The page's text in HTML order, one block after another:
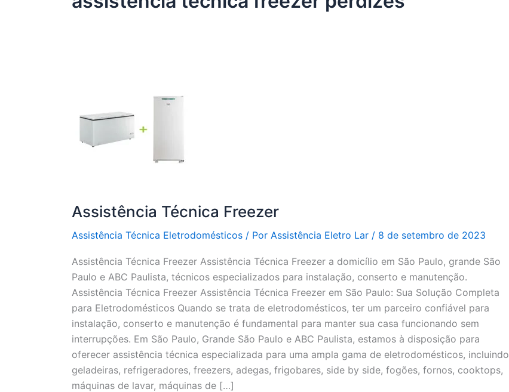
Assistência Técnica Freezer
Assistência Técnica Eletrodomésticos / Por Assistência Eletro Lar / 8 de setembro de 2023
Assistência Técnica Freezer Assistência Técnica Freezer a domicílio em São Paulo, grande São
Paulo e ABC Paulista, técnicos especializados para instalação, conserto e manutenção.
Assistência Técnica Freezer Assistência Técnica Freezer em São Paulo: Sua Solução Completa
para Eletrodomésticos Quando se trata de eletrodomésticos, ter um parceiro confiável para
instalação, conserto e manutenção é fundamental para manter sua casa funcionando sem
interrupções. Em São Paulo, Grande São Paulo e ABC Paulista, estamos à disposição para
oferecer assistência técnica especializada para uma ampla gama de eletrodomésticos, incluindo
geladeiras, refrigeradores, freezers, adegas, frigobares, side by side, fogões, fornos, cooktops,
máquinas de lavar, máquinas de […]